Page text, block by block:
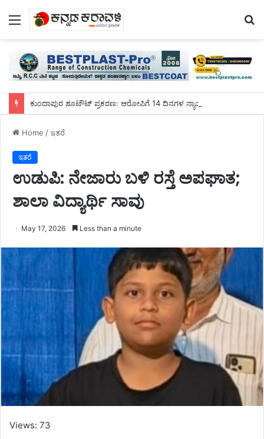
Menu
ಕುಂದಾಪುರ ಶೂಟೌಟ್ ಪ್ರಕರಣ: ಆರೋಪಿಗೆ 14 ದಿನಗಳ ನ್ಯಾಯಾಂಗ ಬಂಧನ
Home /ಇತರೆ
ಇತರೆ
ಉಡುಪಿ: ನೇಜಾರು ಬಳಿ ರಸ್ತೆ ಅಪಘಾತ;
ಶಾಲಾ ವಿದ್ಯಾರ್ಥಿ ಸಾವು
May 17, 2026 Less than a minute
Views: 73